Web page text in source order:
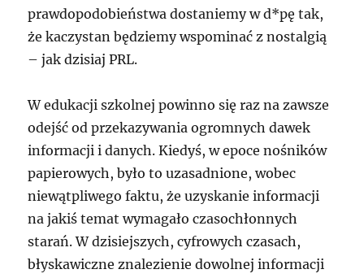
prawdopodobieństwa dostaniemy w d*pę tak,
że kaczystan będziemy wspominać z nostalgią
– jak dzisiaj PRL.
W edukacji szkolnej powinno się raz na zawsze
odejść od przekazywania ogromnych dawek
informacji i danych. Kiedyś, w epoce nośników
papierowych, było to uzasadnione, wobec
niewątpliwego faktu, że uzyskanie informacji
na jakiś temat wymagało czasochłonnych
starań. W dzisiejszych, cyfrowych czasach,
błyskawiczne znalezienie dowolnej informacji